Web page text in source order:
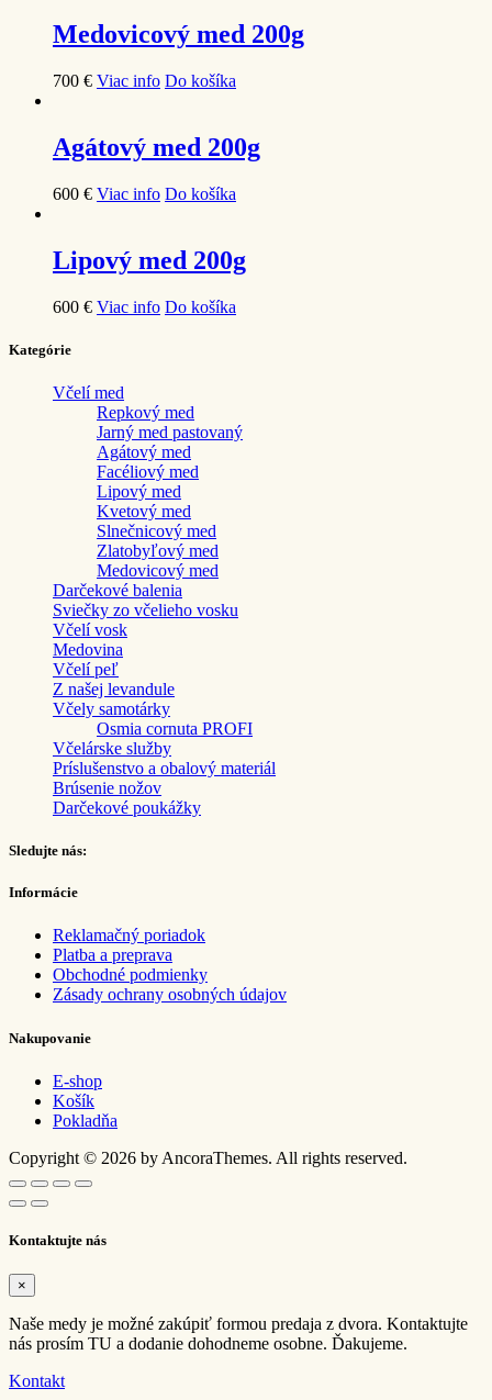
Medovicový med 200g
700 € Viac info Do košíka
Agátový med 200g
600 € Viac info Do košíka
Lipový med 200g
600 € Viac info Do košíka
Kategórie
Včelí med
Repkový med
Jarný med pastovaný
Agátový med
Facéliový med
Lipový med
Kvetový med
Slnečnicový med
Zlatobyľový med
Medovicový med
Darčekové balenia
Sviečky zo včelieho vosku
Včelí vosk
Medovina
Včelí peľ
Z našej levandule
Včely samotárky
Osmia cornuta PROFI
Včelárske služby
Príslušenstvo a obalový materiál
Brúsenie nožov
Darčekové poukážky
Sledujte nás:
Informácie
Reklamačný poriadok
Platba a preprava
Obchodné podmienky
Zásady ochrany osobných údajov
Nakupovanie
E-shop
Košík
Pokladňa
Copyright © 2026 by AncoraThemes. All rights reserved.
Kontaktujte nás
×
Naše medy je možné zakúpiť formou predaja z dvora. Kontaktujte
nás prosím TU a dodanie dohodneme osobne. Ďakujeme.
Kontakt